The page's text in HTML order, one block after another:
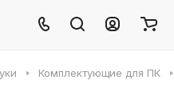
Комплектующие для ПК